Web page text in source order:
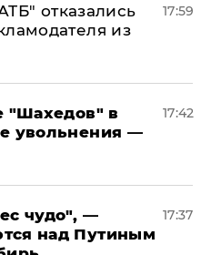
отказались
из
17:59
"Шахедов" в
увольнения —
17:42
чудо", —
над Путиным
17:37